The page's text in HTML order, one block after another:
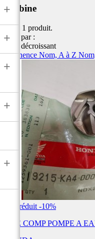
+
+
+
+
+
Turbine
Il y a 1 produit.
Trier par :
Prix, décroissant
Pertinence Nom, A à Z
Prix réduit -10%
AXE COMP POMPE A